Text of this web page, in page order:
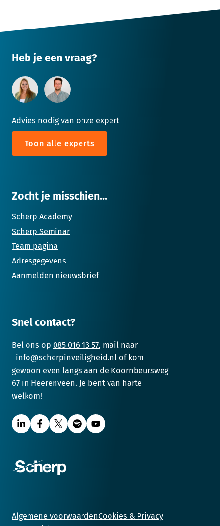
Heb je een vraag?
Advies nodig van onze expert
Toon alle experts
Zocht je misschien...
Scherp Academy
Scherp Seminar
Team pagina
Adresgegevens
Aanmelden nieuwsbrief
Snel contact?
Bel ons op 085 016 13 57, mail naar
info@scherpinveiligheid.nl of kom
gewoon even langs aan de Koornbeursweg
67 in Heerenveen. Je bent van harte
welkom!
Algemene voorwaardenCookies & Privacy